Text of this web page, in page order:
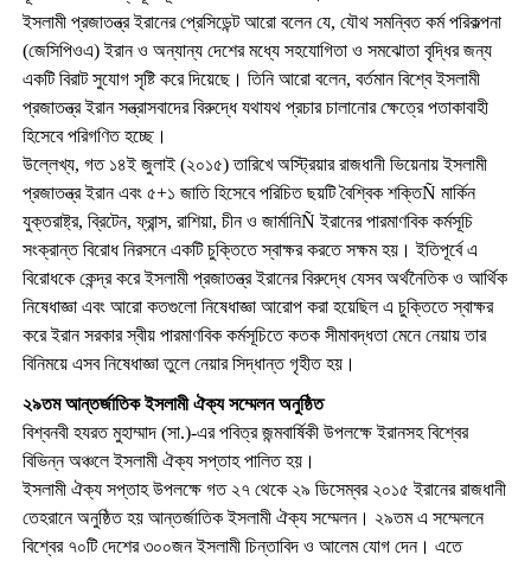
ইসলামী প্রজাতন্ত্র ইরানের প্রেসিডেন্ট আরো বলেন যে, যৌথ সমন্বিত কর্ম পরিকল্পনা
(জেসিপিওএ) ইরান ও অন্যান্য দেশের মধ্যে সহযোগিতা ও সমঝোতা বৃদ্ধির জন্য
একটি বিরাট সুযোগ সৃষ্টি করে দিয়েছে। তিনি আরো বলেন, বর্তমান বিশ্বে ইসলামী
প্রজাতন্ত্র ইরান সন্ত্রাসবাদের বিরুদ্ধে যথাযথ প্রচার চালানোর ক্ষেত্রে পতাকাবাহী
হিসেবে পরিগণিত হচ্ছে।
উল্লেখ্য, গত ১৪ই জুলাই (২০১৫) তারিখে অস্ট্রিয়ার রাজধানী ভিয়েনায় ইসলামী
প্রজাতন্ত্র ইরান এবং ৫+১ জাতি হিসেবে পরিচিত ছয়টি বৈশ্বিক শক্তিÑ মার্কিন
যুক্তরাষ্ট্র, ব্রিটেন, ফ্রান্স, রাশিয়া, চীন ও জার্মানিÑ ইরানের পারমাণবিক কর্মসূচি
সংক্রান্ত বিরোধ নিরসনে একটি চুক্তিতে স্বাক্ষর করতে সক্ষম হয়। ইতিপূর্বে এ
বিরোধকে কেন্দ্র করে ইসলামী প্রজাতন্ত্র ইরানের বিরুদ্ধে যেসব অর্থনৈতিক ও আর্থিক
নিষেধাজ্ঞা এবং আরো কতগুলো নিষেধাজ্ঞা আরোপ করা হয়েছিল এ চুক্তিতে স্বাক্ষর
করে ইরান সরকার স্বীয় পারমাণবিক কর্মসূচিতে কতক সীমাবদ্ধতা মেনে নেয়ায় তার
বিনিময়ে এসব নিষেধাজ্ঞা তুলে নেয়ার সিদ্ধান্ত গৃহীত হয়।
২৯তম আন্তর্জাতিক ইসলামী ঐক্য সম্মেলন অনুষ্ঠিত
বিশ্বনবী হযরত মুহাম্মাদ (সা.)-এর পবিত্র জন্মবার্ষিকী উপলক্ষে ইরানসহ বিশ্বের
বিভিন্ন অঞ্চলে ইসলামী ঐক্য সপ্তাহ পালিত হয়।
ইসলামী ঐক্য সপ্তাহ উপলক্ষে গত ২৭ থেকে ২৯ ডিসেম্বর ২০১৫ ইরানের রাজধানী
তেহরানে অনুষ্ঠিত হয় আন্তর্জাতিক ইসলামী ঐক্য সম্মেলন। ২৯তম এ সম্মেলনে
বিশ্বের ৭০টি দেশের ৩০০জন ইসলামী চিন্তাবিদ ও আলেম যোগ দেন। এতে